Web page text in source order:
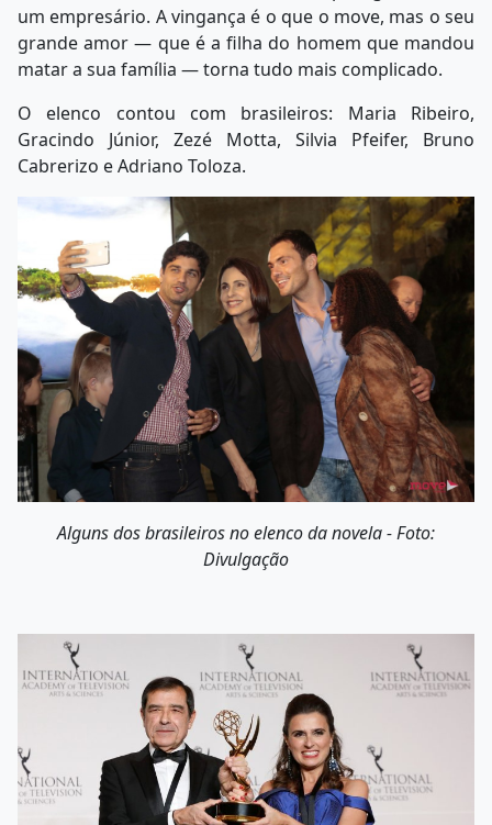
um empresário. A vingança é o que o move, mas o seu
grande amor — que é a filha do homem que mandou
matar a sua família — torna tudo mais complicado.
O elenco contou com brasileiros: Maria Ribeiro,
Gracindo Júnior, Zezé Motta, Silvia Pfeifer, Bruno
Cabrerizo e Adriano Toloza.
Alguns dos brasileiros no elenco da novela - Foto:
Divulgação